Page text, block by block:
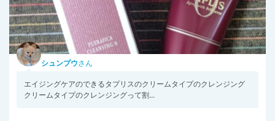
シュンプウさん
エイジングケアのできるタプリスのクリームタイプのクレンジング
クリームタイプのクレンジングって割...